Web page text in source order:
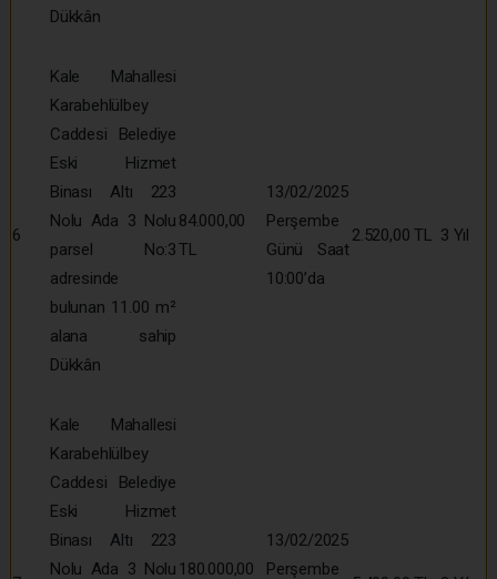
Dükkân
6
Kale Mahallesi
Karabehlülbey
Caddesi Belediye
Eski Hizmet
Binası Altı 223
Nolu Ada 3 Nolu
parsel No:3
adresinde
bulunan 11.00 m²
alana sahip
Dükkân
84.000,00
TL
13/02/2025
Perşembe
Günü Saat
10:00’da
2.520,00 TL 3 Yıl
Kale Mahallesi
Karabehlülbey
Caddesi Belediye
Eski Hizmet
Binası Altı 223
Nolu Ada 3 Nolu 180.000,00
13/02/2025
Perşembe